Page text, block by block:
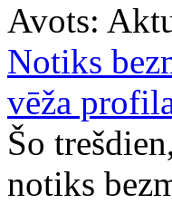
Avots:
Notiks
vēža
Šo
notiks